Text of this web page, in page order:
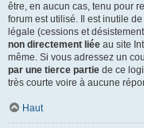
être, en aucun cas, tenu pour
forum est utilisé. Il est inutile
légale (cessions et
non directement liée au site
même. Si vous adressez un
par une tierce partie de ce
très courte voire à aucune
Haut